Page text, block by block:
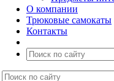
О компании
Трюковые самокаты
Контакты